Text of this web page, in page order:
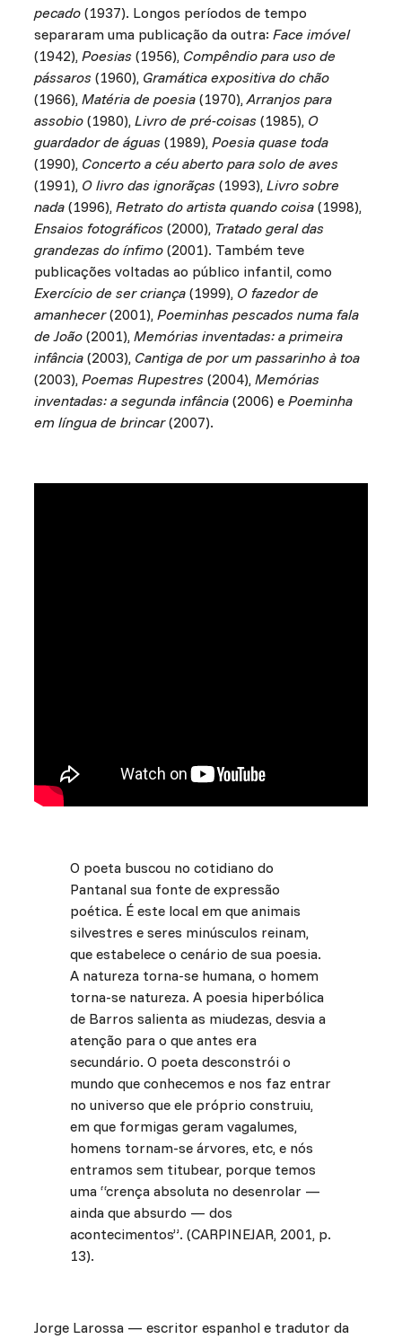
pecado(1937). Longos períodos de tempo
separaram uma publicação da outra: Face imóvel
(1942), Poesias(1956), Compêndio para uso de
pássaros(1960), Gramática expositiva do chão
(1966), Matéria de poesia(1970),Arranjos para
assobio(1980), Livro de pré-coisas(1985), O
guardador de águas (1989), Poesia quase toda
(1990), Concerto a céu aberto para solo de aves
(1991), O livro das ignorãças(1993), Livro sobre
nada(1996), Retrato do artista quando coisa(1998),
Ensaios fotográficos (2000), Tratado geral das
grandezas do ínfimo(2001). Também teve
publicações voltadas ao público infantil, como
Exercício de ser criança(1999), O fazedor de
amanhecer(2001), Poeminhas pescados numa fala
de João(2001), Memórias inventadas: a primeira
infância(2003), Cantiga de por um passarinho à toa
(2003), Poemas Rupestres(2004), Memórias
inventadas: a segunda infância(2006) e Poeminha
em língua de brincar(2007).
O poeta buscou no cotidiano do
Pantanal sua fonte de expressão
poética. É este local em que animais
silvestres e seres minúsculos reinam,
que estabelece o cenário de sua poesia.
A natureza torna-se humana, o homem
torna-se natureza. A poesia hiperbólica
de Barros salienta as miudezas, desvia a
atenção para o que antes era
secundário. O poeta desconstrói o
mundo que conhecemos e nos faz entrar
no universo que ele próprio construiu,
em que formigas geram vagalumes,
homens tornam-se árvores, etc, e nós
entramos sem titubear, porque temos
uma “crença absoluta no desenrolar —
ainda que absurdo — dos
acontecimentos”. (CARPINEJAR, 2001, p.
13).
Jorge Larossa — escritor espanhol e tradutor da